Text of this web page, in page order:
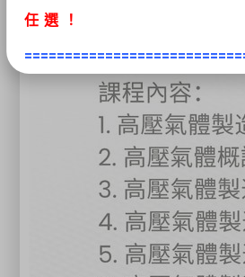
任選
！
●最新推出移工初訓課程
車》、《堆高機操作》、
學術科課程皆有翻譯人員隨班上課
●本會辦理「企業專班及包班」服
4930034專線！